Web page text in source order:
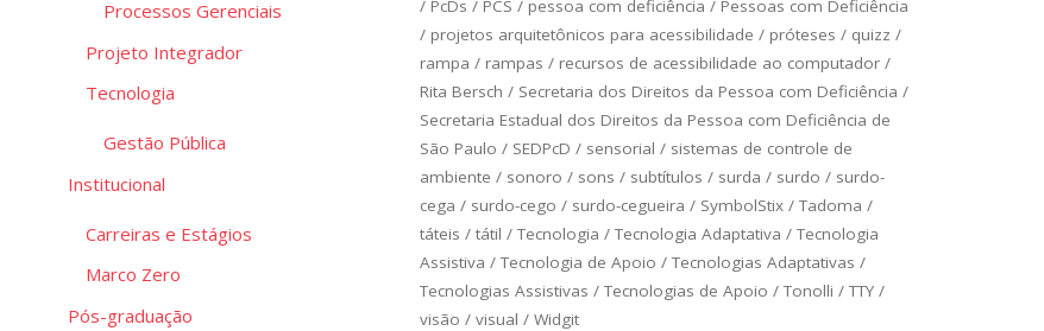
/ PcDs / PCS / pessoa com deficiência / Pessoas com Deficiência
/ projetos arquitetônicos para acessibilidade / próteses / quizz /
rampa / rampas / recursos de acessibilidade ao computador/
Rita Bersch / Secretaria dos Direitos da Pessoa com Deficiência /
Secretaria Estadual dos Direitos da Pessoa com Deficiência de
São Paulo / SEDPcD / sensorial / sistemas de controle de
ambiente / sonoro / sons / subtítulos / surda / surdo / surdo-
cega / surdo-cego / surdo-cegueira / SymbolStix/Tadoma /
táteis / tátil /Tecnologia /Tecnologia Adaptativa /Tecnologia
Assistiva /Tecnologia de Apoio /Tecnologias Adaptativas /
Tecnologias Assistivas /Tecnologias de Apoio /Tonolli /TTY/
visão / visual / Widgit
Processos Gerenciais
Projeto Integrador
Tecnologia
Gestão Pública
Institucional
Carreiras e Estágios
Marco Zero
Pós-graduação